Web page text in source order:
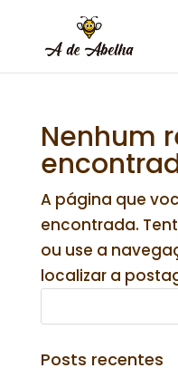
Nenhum
A página que
encontrada.
ou use a
localizar a
Posts recentes